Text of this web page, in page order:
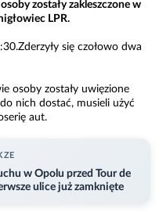
zostały zakleszczone w
LPR.
się czołowo dwa
osoby zostały uwięzione
nich dostać, musieli użyć
aut.
w Opolu przed Tour de
ulice już zamknięte